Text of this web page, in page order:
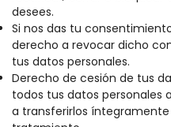
desees.
Si nos das tu
derecho a revocar dicho
tus datos personales.
Derecho de cesión de tus
todos tus datos personales
a transferirlos